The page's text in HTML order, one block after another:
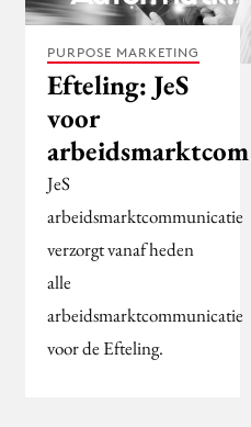
PURPOSE MARKETING
Efteling: JeS
voor
arbeidsmarktcom
JeS
arbeidsmarktcommunicatie
verzorgt vanaf heden
alle
arbeidsmarktcommunicatie
voor de Efteling.